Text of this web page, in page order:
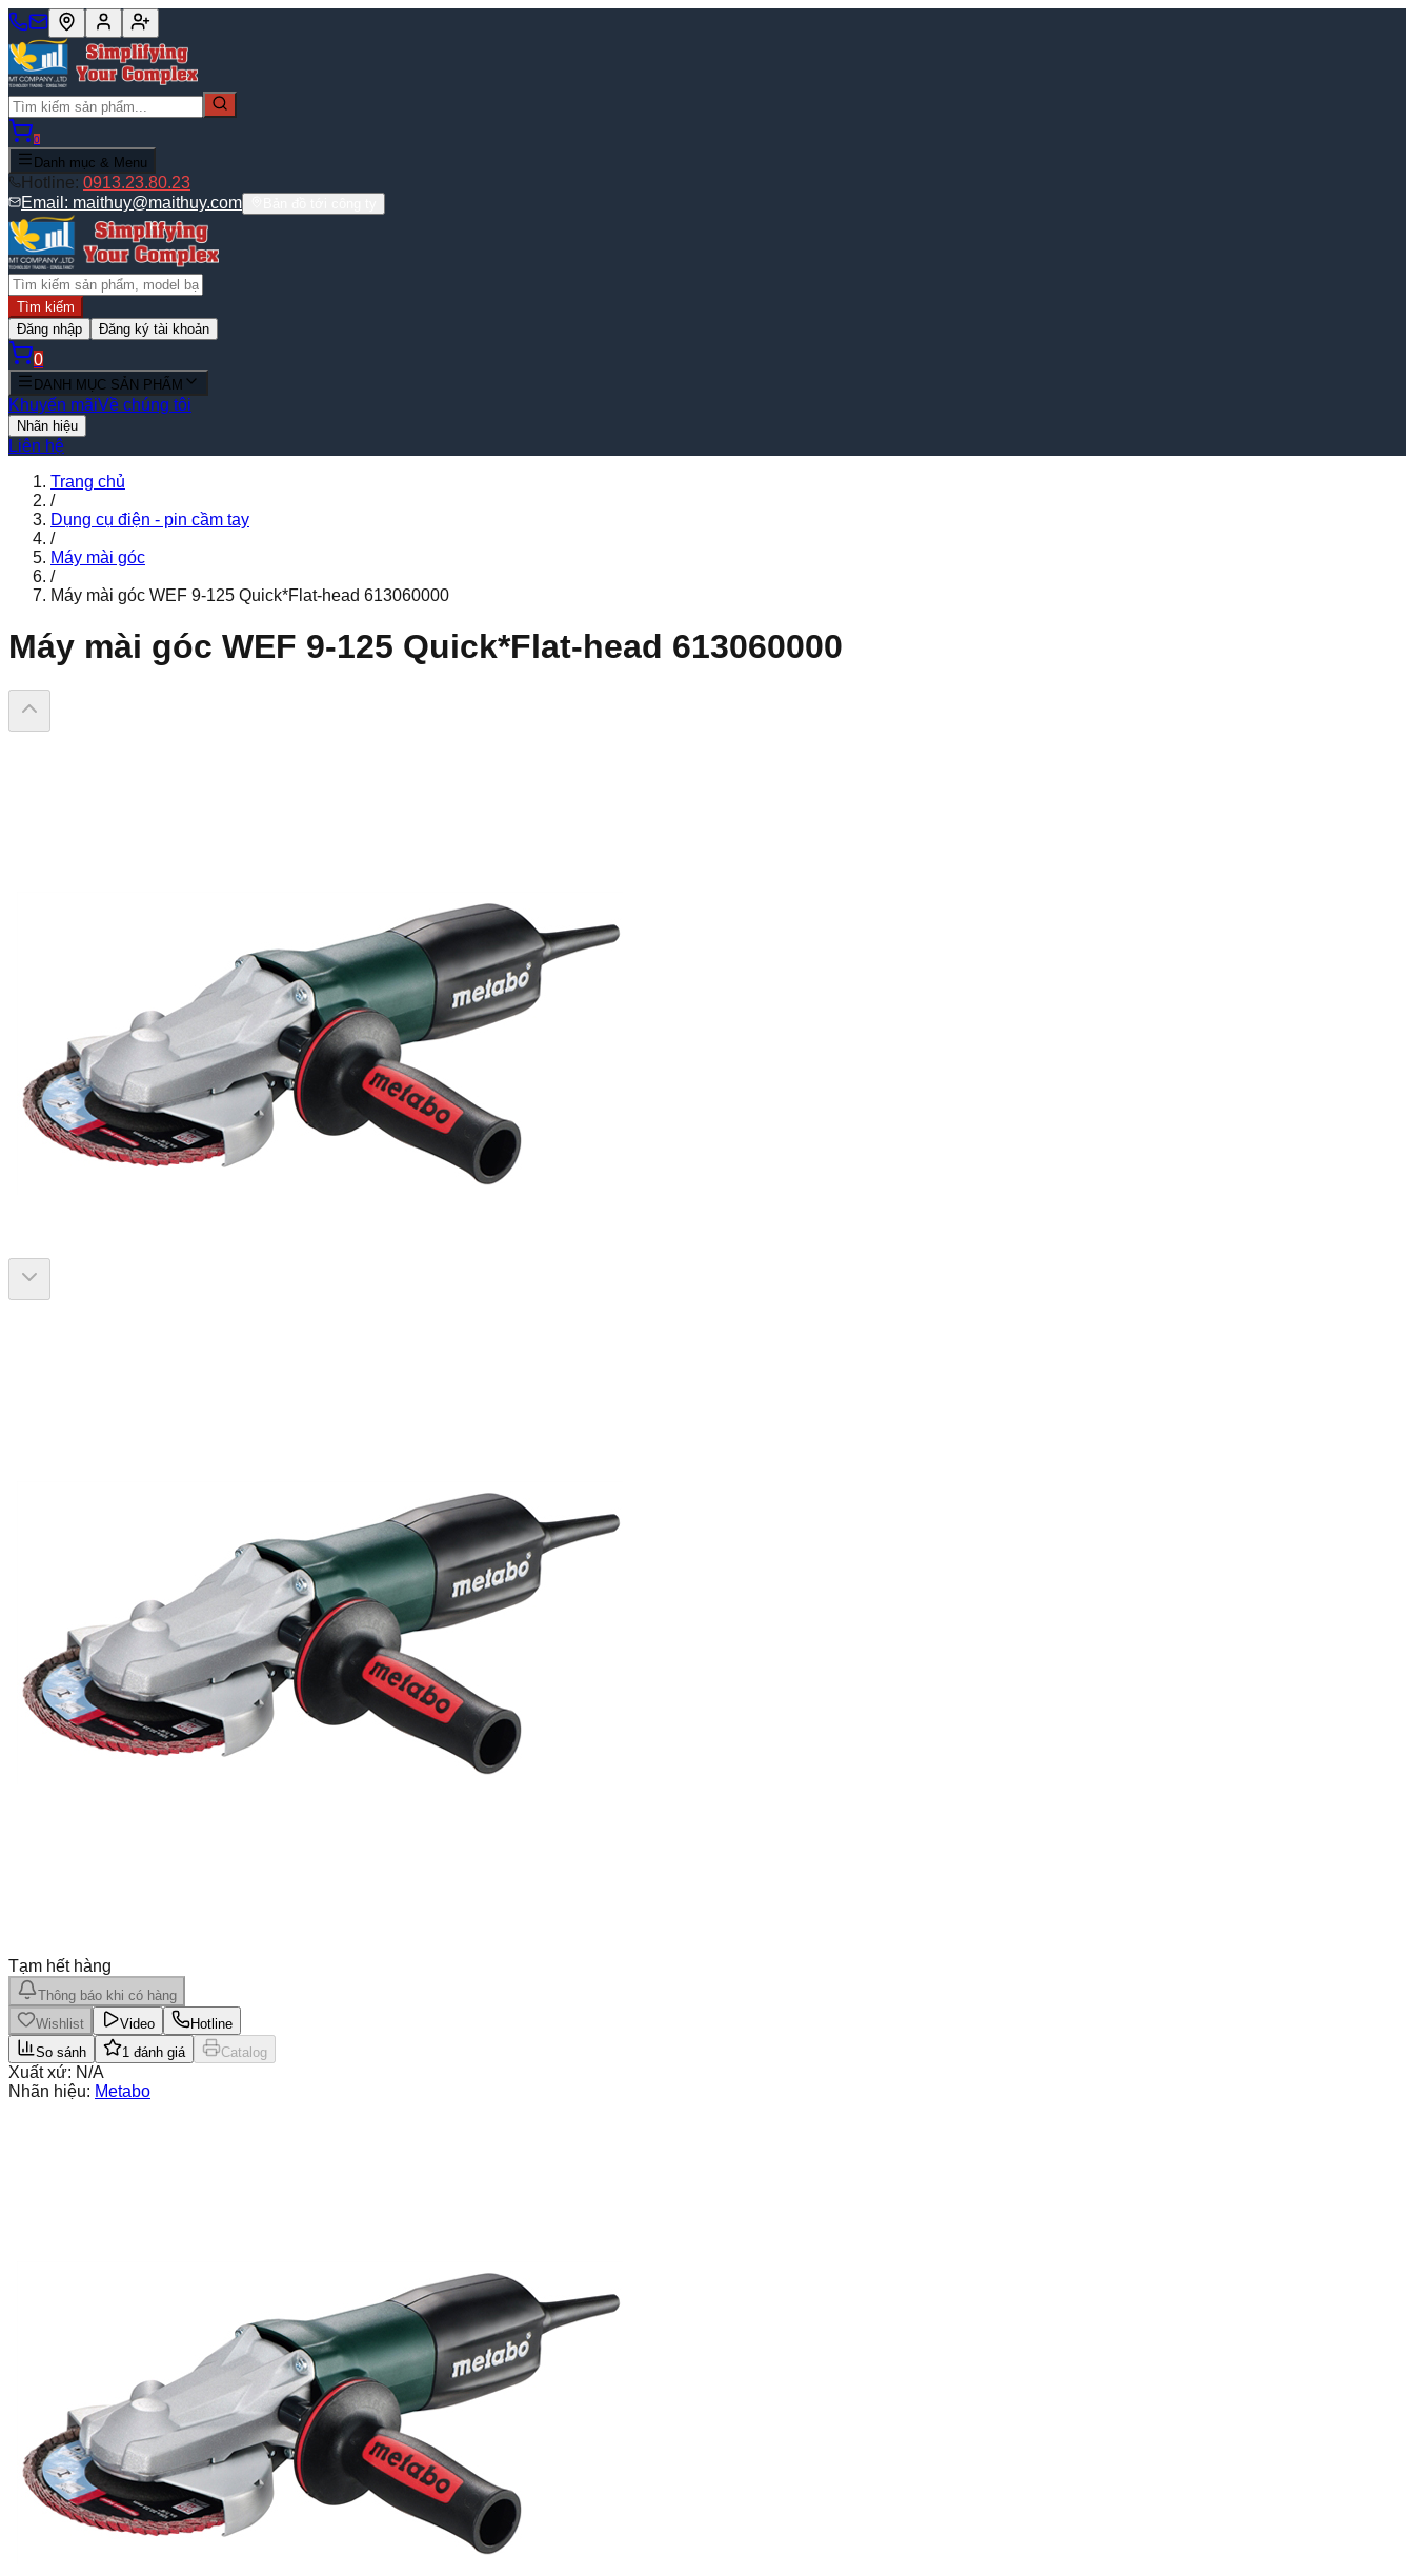
0
Danh mục & Menu
Hotline: 0913.23.80.23
Email: maithuy@maithuy.com
Tìm kiếm
Đăng nhập
Đăng ký tài khoản
0
DANH MỤC SẢN PHẨM
Khuyến mãiVề chúng tôi
Nhãn hiệu
Liên hệ
Trang chủ
/
Dụng cụ điện - pin cầm tay
/
Máy mài góc
/
Máy mài góc WEF 9-125 Quick*Flat-head 613060000
Máy mài góc WEF 9-125 Quick*Flat-head 613060000
Tạm hết hàng
Thông báo khi có hàng
Wishlist
Video
Hotline
So sánh
1 đánh giá Catalog
Xuất xứ: N/A
Nhãn hiệu: Metabo